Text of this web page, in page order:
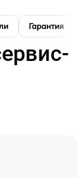
Гарантия